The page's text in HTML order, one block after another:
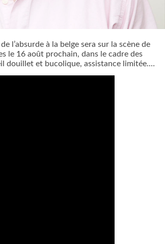
l’absurde à la belge sera sur la scène de
le 16 août prochain, dans le cadre des
douillet et bucolique, assistance limitée.…